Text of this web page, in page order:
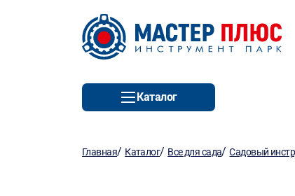
Каталог
Главная/ Каталог/ Все для сада/Садовый